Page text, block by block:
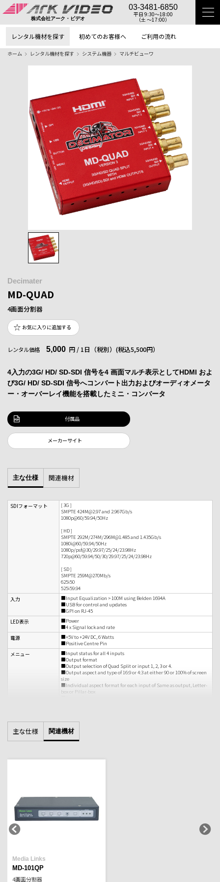
株式会社アーク・ビデオ
03-3481-6850
平日 9:30〜18:00
（土 〜17:00）
レンタル機材を探す 初めてのお客様へ ご利用の流れ
ホーム レンタル機材を探す システム機器 マルチビューワ
Decimater
MD-QUAD
4画面分割器
お気に入りに追加する
レンタル価格 5,000 円 / 1日（税別） (税込5,500円）
4入力の3G/ HD/ SD-SDI 信号を4 画面マルチ表示としてHDMI およ
び3G/ HD/ SD-SDI 信号へコンバート出力およびオーディオメータ
ー・オーバーレイ機能を搭載したミニ・コンバータ
付属品
メーカーサイト
主な仕様 関連機材
SDIフォーマット
[ 3G ]
SMPTE 424M@2.97 and 2.967Gb/s
1080p@60/59.94/50Hz
[ HD ]
SMPTE 292M/274M/296M@1.485 and 1.435Gb/s
1080i@60/59.94/50Hz
1080p/psf@30/29.97/25/24/23.98Hz
720p@60/59.94/50/30/29.97/25/24/23.98Hz
[ SD ]
SMPTE 259M@270Mb/s
625i50
525i59.94
入力
■Input Equalization > 100M using Belden 1694A
■USB for control and updates
■GPI on RJ-45
LED表示
■Power
■4 x Signal lock and rate
電源
■+5V to +24V DC, 6 Watts
■Positive Centre Pin
メニュー
■Input status for all 4 inputs
■Output format
■Output selection of Quad Split or input 1, 2, 3 or 4.
■Output aspect and type of 16:9 or 4:3 at either 90 or 100% of screen
size
■Individual aspect format for each input of Same as output, Letter-
box or Pillar-box
出力
■1 x 10-bit (3G/HD/SD)-SDI Re-clocked
■HDMI
90mm x 94mm x 23mm (3.5インチ x 3.7インチ x 0.9インチ)
主な仕様 関連機材
Media Links
MD-101QP
4画面分割器